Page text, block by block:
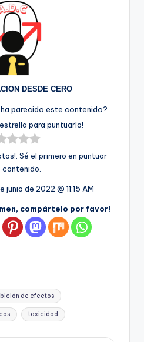
DESDE CERO
parecido este contenido?
para puntuarlo!
Sé el primero en puntuar
junio de 2022 @ 11:15 AM
compártelo por favor!
de efectos
toxicidad